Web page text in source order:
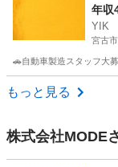
集！
年収
YIK
宮古市
🚗自動車製造スタッフ大
岩手 宮古市
もっと見る
株式会社MODE